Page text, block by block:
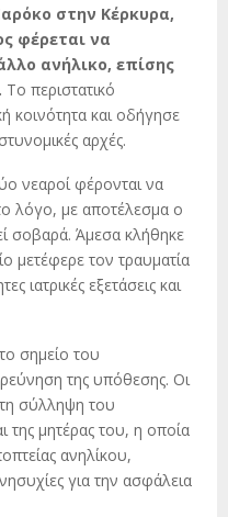
στην Κέρκυρα,
φέρεται να
ανήλικο, επίσης
Το περιστατικό
κοινότητα και οδήγησε
αρχές.
νεαροί φέρονται να
λόγο, με αποτέλεσμα ο
σοβαρά. Άμεσα κλήθηκε
τον τραυματία
ιατρικές εξετάσεις και
σημείο του
της υπόθεσης. Οι
σύλληψη του
μητέρας του, η οποία
ανηλίκου,
για την ασφάλεια